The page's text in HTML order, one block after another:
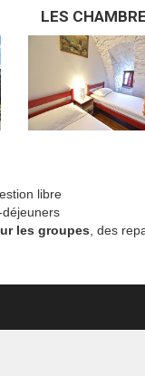
LES
libre
déjeuners
les groupes , des